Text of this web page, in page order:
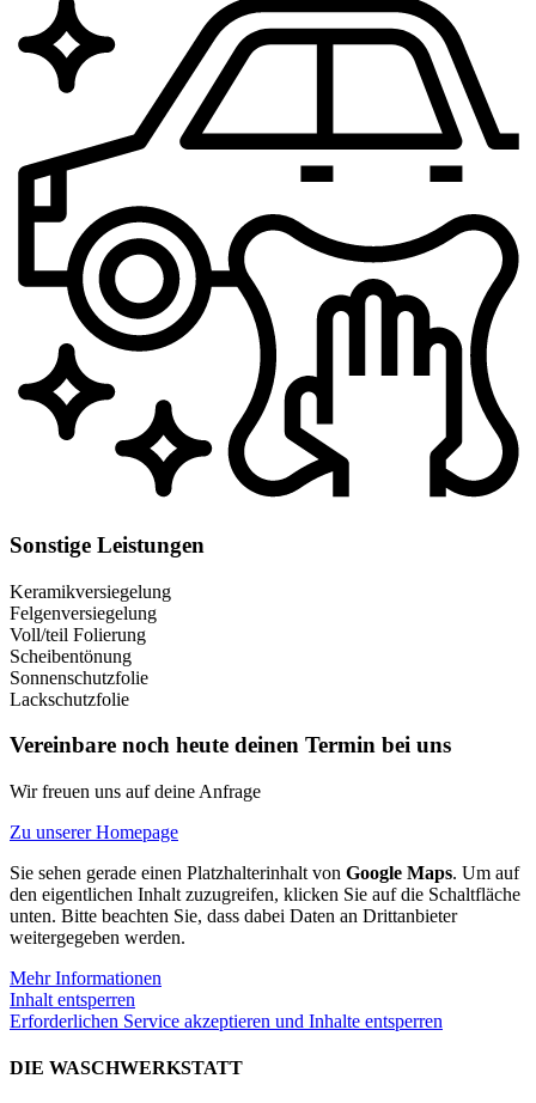
Sonstige Leistungen
Keramikversiegelung
Felgenversiegelung
Voll/teil Folierung
Scheibentönung
Sonnenschutzfolie
Lackschutzfolie
Vereinbare noch heute deinen Termin bei uns
Wir freuen uns auf deine Anfrage
Zu unserer Homepage
Sie sehen gerade einen Platzhalterinhalt von Google Maps. Um auf
den eigentlichen Inhalt zuzugreifen, klicken Sie auf die Schaltfläche
unten. Bitte beachten Sie, dass dabei Daten an Drittanbieter
weitergegeben werden.
Mehr Informationen
Inhalt entsperren
Erforderlichen Service akzeptieren und Inhalte entsperren
DIE WASCHWERKSTATT